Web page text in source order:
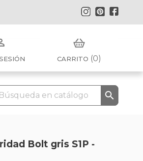
Pinterest
Instagram
CARRITO (0)

Bolt gris S1P -